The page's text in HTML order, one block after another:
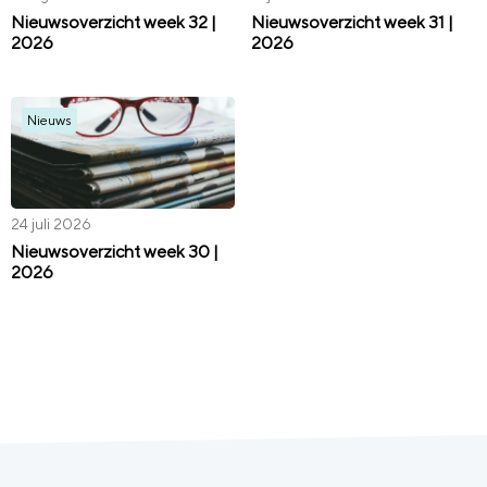
Nieuwsoverzicht week 32 |
2026
Nieuwsoverzicht week 31 |
2026
Nieuws
24 juli 2026
Nieuwsoverzicht week 30 |
2026